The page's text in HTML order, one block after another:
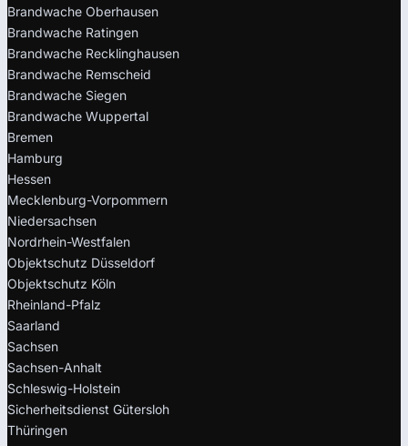
Brandwache Oberhausen
Brandwache Ratingen
Brandwache Recklinghausen
Brandwache Remscheid
Brandwache Siegen
Brandwache Wuppertal
Bremen
Hamburg
Hessen
Mecklenburg-Vorpommern
Niedersachsen
Nordrhein-Westfalen
Objektschutz Düsseldorf
Objektschutz Köln
Rheinland-Pfalz
Saarland
Sachsen
Sachsen-Anhalt
Schleswig-Holstein
Sicherheitsdienst Gütersloh
Thüringen